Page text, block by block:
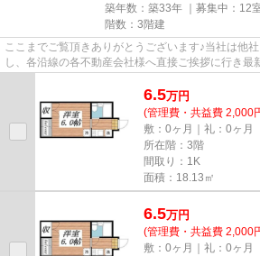
築年数：築33年 ｜募集中： 12
階数：3階建
ここまでご覧頂きありがとうございます♪当社は他
し、各沿線の各不動産会社様へ直接ご挨拶に行き最
6.5万円
(管理費・共益費 2,000
敷：0ヶ月｜礼：0ヶ月
所在階：3階
間取り：1K
面積：18.13㎡
6.5万円
(管理費・共益費 2,000
敷：0ヶ月｜礼：0ヶ月